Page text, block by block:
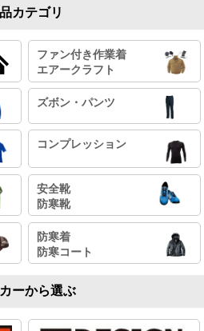
カテゴリ
ファン付き作業着
エアークラフト
ズボン・パンツ
コンプレッション
安全靴
防寒靴
防寒着
防寒コート
ーから選ぶ